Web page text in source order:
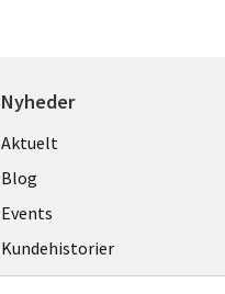
Nyheder
Useful
links
DENMARK
Aktuelt
Blog
Events
Kundehistorier
Videoer